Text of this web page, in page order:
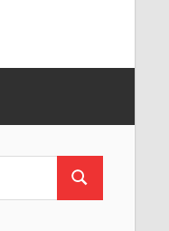
Search